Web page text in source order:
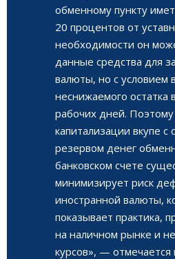
обменному пункту
20 процентов от
необходимости он
данные средства для
валюты, но с условием
неснижаемого остатка
рабочих дней.
капитализации вкупе с
резервом денег
банковском счете
минимизирует риск
иностранной валюты,
показывает практика,
на наличном рынке и
курсов», —